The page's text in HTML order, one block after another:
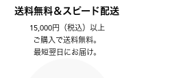
送料無料＆スピード配送
15,000円（税込）以上
ご購入で送料無料。
最短翌日にお届け。